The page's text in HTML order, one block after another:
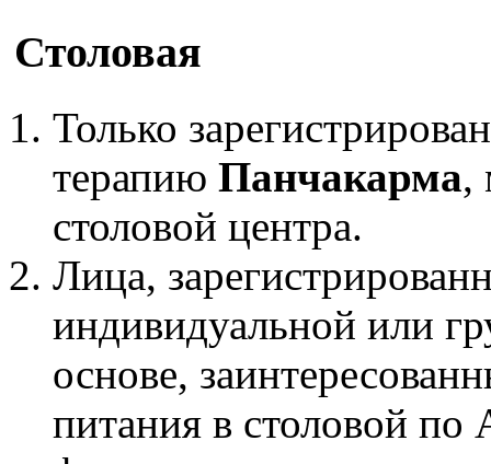
Столовая
Только
терапию Панчакарма,
столовой центра.
Лица,
индивидуальной или
основе,
питания в столовой